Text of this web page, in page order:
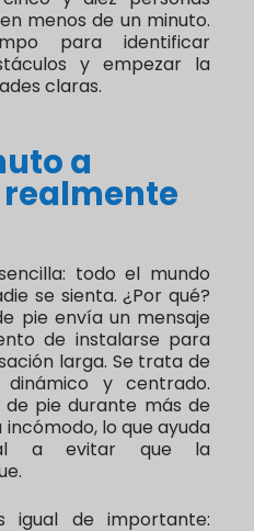
menos de un minuto.
para identificar
y empezar la
claras.
a
todo el mundo
se sienta. ¿Por qué?
pie envía un mensaje
de instalarse para
larga. Se trata de
y centrado.
pie durante más de
lo que ayuda
a evitar que la
igual de importante: